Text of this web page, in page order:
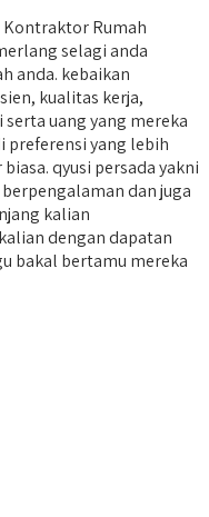
Kontraktor Rumah
selagi anda
anda. kebaikan
kualitas kerja,
uang yang mereka
preferensi yang lebih
qyusi persada yakni
dan juga
kalian
dengan dapatan
bakal bertamu mereka